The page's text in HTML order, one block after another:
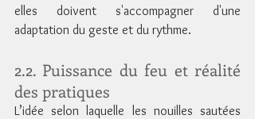
elles doivent s'accompagner d'une
adaptation du geste et du rythme.
2.2. Puissance du feu et réalité
des pratiques
L’idée selon laquelle les nouilles sautées